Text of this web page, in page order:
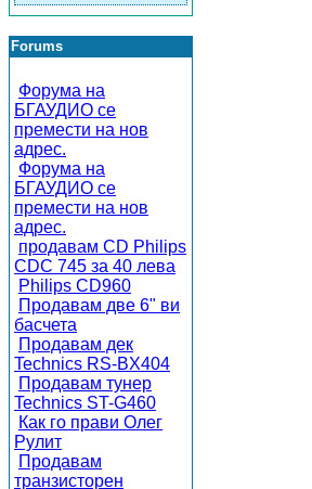
Forums
Форума на
БГАУДИО се
премести на нов
адрес.
Форума на
БГАУДИО се
премести на нов
адрес.
продавам CD Philips
CDC 745 за 40 лева
Philips CD960
Продавам две 6" ви
басчета
Продавам дек
Technics RS-BX404
Продавам тунер
Technics ST-G460
Как го прави Олег
Рулит
Продавам
транзисторен